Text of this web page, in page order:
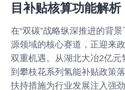
目补贴核算功能解析
在“双碳”战略纵深推进的背
源领域的核心赛道，正迎来
双重机遇。从湖北大冶2亿元
到攀枝花系列氢能补贴政策
扶持措施为行业发展注入强劲